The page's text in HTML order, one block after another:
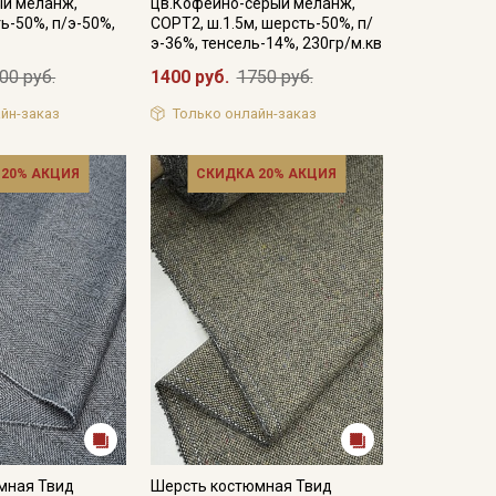
50%, п/э-50%,
руб.
заказ
СОРТ2, ш.1.5м, шерсть-50%, п/
э-36%, тенсель-14%, 230гр/м.кв
1400 руб. 1750 руб.
Только онлайн-заказ
АКЦИЯ
Твид
СКИДКА 20% АКЦИЯ
Шерсть костюмная Твид